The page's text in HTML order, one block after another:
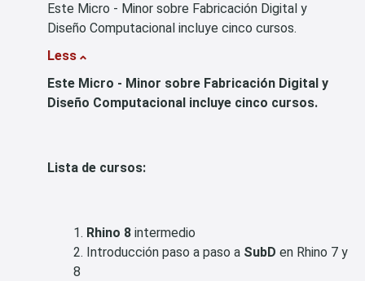
Este Micro - Minor sobre Fabricación Digital y
Diseño Computacional incluye cinco cursos.
Less
Este Micro - Minor sobre Fabricación Digital y
Diseño Computacional incluye cinco cursos.
Lista de cursos:
Rhino 8 intermedio
Introducción paso a paso a SubD en Rhino 7 y
8